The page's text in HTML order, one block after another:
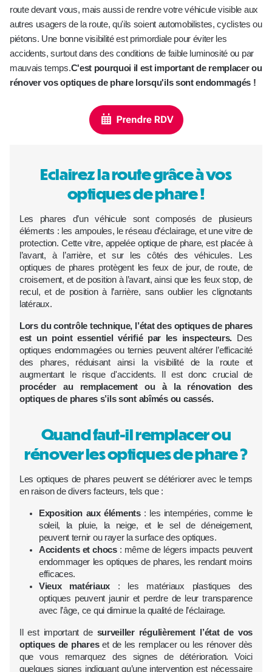
route devant vous, mais aussi de rendre votre véhicule visible aux
autres usagers de la route, qu'ils soient automobilistes, cyclistes ou
piétons. Une bonne visibilité est primordiale pour éviter les
accidents, surtout dans des conditions de faible luminosité ou par
mauvais temps.C'est pourquoi il est important de remplacer ou
rénover vos optiques de phare lorsqu'ils sont endommagés !
Eclairez la route grâce à vos
optiques de phare !
Les phares d’un véhicule sont composés de plusieurs
éléments : les ampoules, le réseau d’éclairage, et une vitre de
protection. Cette vitre, appelée optique de phare, est placée à
l’avant, à l’arrière, et sur les côtés des véhicules. Les
optiques de phares protègent les feux de jour, de route, de
croisement, et de position à l’avant, ainsi que les feux stop, de
recul, et de position à l’arrière, sans oublier les clignotants
latéraux.
Lors du contrôle technique, l’état des optiques de phares
est un point essentiel vérifié par les inspecteurs.
Des
optiques endommagées ou ternies peuvent altérer l’efficacité
des phares, réduisant ainsi la visibilité de la route et
augmentant le risque d'accidents. Il est donc crucial de
procéder au remplacement ou à la rénovation des
optiques de phares s’ils sont abîmés ou cassés.
Quand faut-il remplacer ou
rénover les optiques de phare ?
Les optiques de phares peuvent se détériorer avec le temps
en raison de divers facteurs, tels que :
Exposition aux éléments: les intempéries, comme le
soleil, la pluie, la neige, et le sel de déneigement,
peuvent ternir ou rayer la surface des optiques.
Accidents et chocs: même de légers impacts peuvent
endommager les optiques de phares, les rendant moins
efficaces.
Vieux matériaux: les matériaux plastiques des
optiques peuvent jaunir et perdre de leur transparence
avec l’âge, ce qui diminue la qualité de l’éclairage.
Il est important de surveiller régulièrement l’état de vos
optiques de phareset de les remplacer ou les rénover dès
que vous remarquez des signes de détérioration. Voici
quelques signes indiquant qu’une intervention est nécessaire